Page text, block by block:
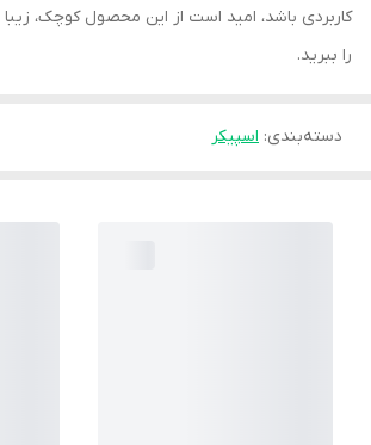
کاربردی باشد، امید است از این محصول کوچک،
را ببرید.
دسته‌بندی: اسپیکر